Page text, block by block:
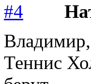
Владимир,
Теннис